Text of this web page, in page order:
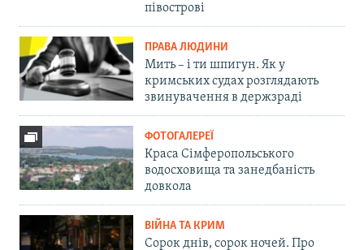
півострові
ПРАВА ЛЮДИНИ
Мить – і ти шпигун. Як у
кримських судах розглядають
звинувачення в держзраді
ФОТОГАЛЕРЕЇ
Краса Сімферопольського
водосховища та занедбаність
довкола
ВІЙНА ТА КРИМ
Сорок днів, сорок ночей. Про